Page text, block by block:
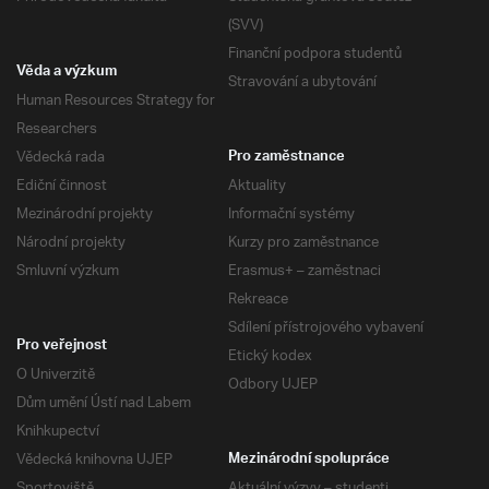
(SVV)
Finanční podpora studentů
Stravování a ubytování
Věda a výzkum
Human Resources Strategy for
Researchers
Vědecká rada
Ediční činnost
Mezinárodní projekty
Národní projekty
Smluvní výzkum
Pro zaměstnance
Aktuality
Informační systémy
Kurzy pro zaměstnance
Erasmus+ – zaměstnaci
Rekreace
Sdílení přístrojového vybavení
Etický kodex
Odbory UJEP
Pro veřejnost
O Univerzitě
Dům umění Ústí nad Labem
Knihkupectví
Vědecká knihovna UJEP
Mezinárodní spolupráce